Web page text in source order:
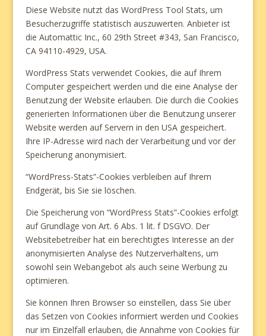
Diese Website nutzt das WordPress Tool Stats, um
Besucherzugriffe statistisch auszuwerten. Anbieter ist
die Automattic Inc., 60 29th Street #343, San Francisco,
CA 94110-4929, USA.
WordPress Stats verwendet Cookies, die auf Ihrem
Computer gespeichert werden und die eine Analyse der
Benutzung der Website erlauben. Die durch die Cookies
generierten Informationen über die Benutzung unserer
Website werden auf Servern in den USA gespeichert.
Ihre IP-Adresse wird nach der Verarbeitung und vor der
Speicherung anonymisiert.
“WordPress-Stats”-Cookies verbleiben auf Ihrem
Endgerät, bis Sie sie löschen.
Die Speicherung von “WordPress Stats”-Cookies erfolgt
auf Grundlage von Art. 6 Abs. 1 lit. f DSGVO. Der
Websitebetreiber hat ein berechtigtes Interesse an der
anonymisierten Analyse des Nutzerverhaltens, um
sowohl sein Webangebot als auch seine Werbung zu
optimieren.
Sie können Ihren Browser so einstellen, dass Sie über
das Setzen von Cookies informiert werden und Cookies
nur im Einzelfall erlauben, die Annahme von Cookies für